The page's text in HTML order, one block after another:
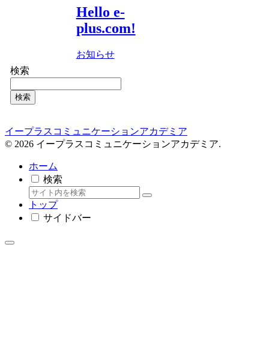
Hello e-
plus.com!
お知らせ
検索
検索
イープラスコミュニケーションアカデミア
© 2026 イープラスコミュニケーションアカデミア.
ホーム
検索
トップ
サイドバー